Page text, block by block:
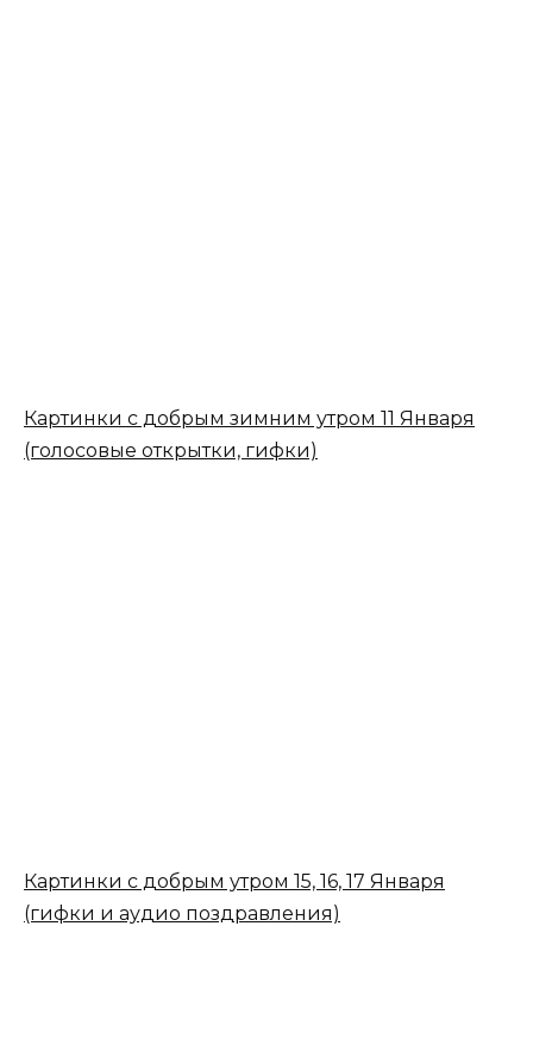
Картинки с добрым зимним утром 11 Января
(голосовые открытки, гифки)
Картинки с добрым утром 15, 16, 17 Января
(гифки и аудио поздравления)